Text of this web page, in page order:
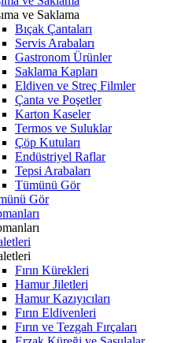
ve Saklama
Bıçak Çantaları
Servis Arabaları
Gastronom Ürünler
Saklama Kapları
Eldiven ve Streç Filmler
Çanta ve Poşetler
Karton Kaseler
Termos ve Suluklar
Çöp Kutuları
Endüstriyel Raflar
Tepsi Arabaları
Tümünü Gör
Gör
Fırın Kürekleri
Hamur Jiletleri
Hamur Kazıyıcıları
Fırın Eldivenleri
Fırın ve Tezgah Fırçaları